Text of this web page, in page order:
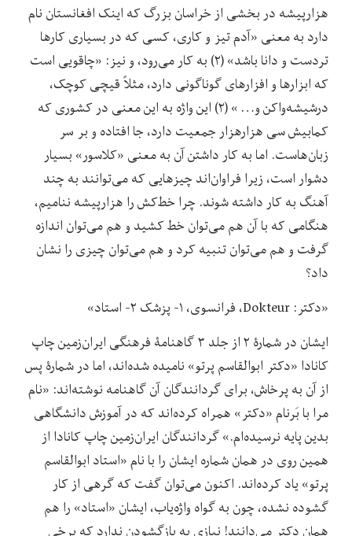
هزارپیشه در بخشی از خراسان بزرگ که اینک افغانستان نام
دارد به معنی «آدم تیز و کاری، کسی که در بسیاری کارها
تردست و دانا باشد» (۲) به کار می‌رود، و نیز: «چاقویی است
که ابزارها و افزارهای گوناگونی دارد، مثلاً قیچی کوچک،
درشیشه‌واکن و… » (۲) این واژه به این معنی در کشوری که
کمابیش سی هزارهزار جمعیت دارد، جا افتاده و بر سر
زبان‌هاست. اما به کار داشتن آن به معنی «کلاسور» بسیار
دشوار است، زیرا فراوان‌اند چیزهایی که می‌توانند به چند
آهنگ به کار داشته شوند. چرا خط‌کش را هزارپیشه ننامیم،
هنگامی که با آن هم می‌توان خط کشید و هم می‌توان اندازه
گرفت و هم می‌توان تنبیه کرد و هم می‌توان چیزی را نشان
داد؟
«دکتر: Dokteur، فرانسوی، ۱- پزشک ۲- استاد»
ایشان در شمارۀ ۲ از جلد ۳ گاهنامۀ فرهنگی ایران‌زمین چاپ
کانادا «دکتر ابوالقاسم پرتو» نامیده شده‌اند، اما در شمارۀ پس
از آن به پرخاش، برای گردانندگان آن گاهنامه نوشته‌اند: «نام
مرا با بَرنام «دکتر» همراه کرده‌اند که در آموزش دانشگاهی
بدین پایه نرسیده‌ام.» گردانندگان ایران‌زمین چاپ کانادا از
همین روی در همان شماره ایشان را با نام «استاد ابوالقاسم
پرتو» یاد کرده‌اند. اکنون می‌توان گفت که گرهی از کار
گشوده نشده، چون به گواه واژه‌یاب، ایشان «استاد» را هم
همان دکتر می‌دانند! نیازی به بازگشودنِ ندارد که برخی